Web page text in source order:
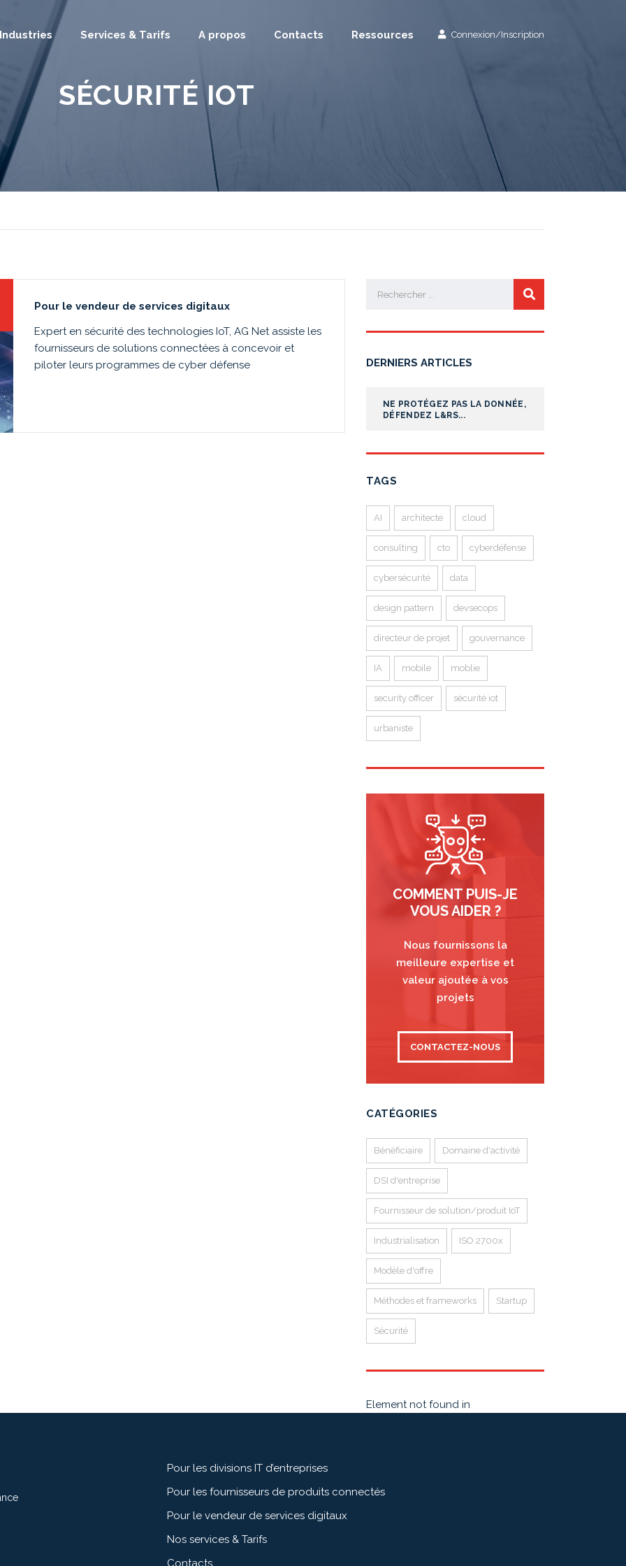
Industries Services & Tarifs A propos Contacts Ressources Connexion/Inscription
SÉCURITÉ IOT
Pour le vendeur de services digitaux
Expert en sécurité des technologies IoT, AG Net assiste les
fournisseurs de solutions connectées à concevoir et
piloter leurs programmes de cyber défense
DERNIERS ARTICLES
NE PROTÉGEZ PAS LA DONNÉE,
DÉFENDEZ L&RS...
TAGS
AI architecte cloud
consulting cto cyberdéfense
cybersécurité data
design pattern devsecops
directeur de projet gouvernance
IA mobile moblie
security officer sécurité iot
urbaniste
COMMENT PUIS-JE
VOUS AIDER ?
Nous fournissons la
meilleure expertise et
valeur ajoutée à vos
projets
CONTACTEZ-NOUS
CATÉGORIES
Bénéficiaire Domaine d'activité
DSI d'entreprise
Fournisseur de solution/produit IoT
Industrialisation ISO 2700x
Modèle d'offre
Méthodes et frameworks Startup
Sécurité
Element not found in
Pour les divisions IT d’entreprises
Pour les fournisseurs de produits connectés
Pour le vendeur de services digitaux
Nos services & Tarifs
Contacts